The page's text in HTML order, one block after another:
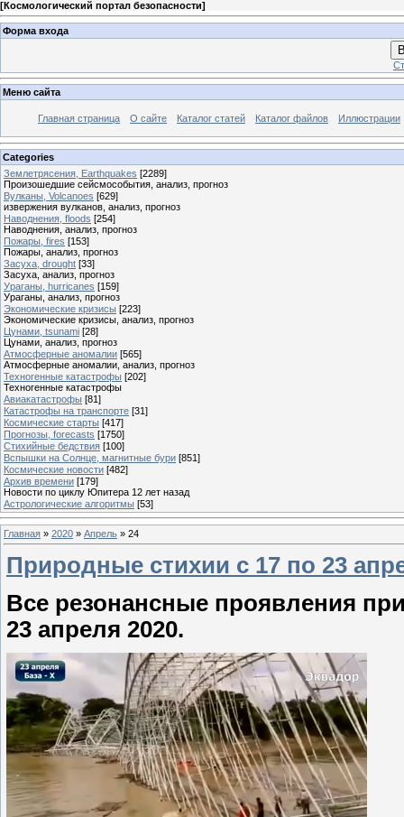
[Космологический портал безопасности]
Форма входа
Меню сайта
Главная страница О сайте Каталог статей Каталог файлов Иллюстрации
Categories
Землетрясения, Earthquakes [2289]
Произошедшие сейсмособытия, анализ, прогноз
Вулканы, Volcanoes [629]
извержения вулканов, анализ, прогноз
Наводнения, floods [254]
Наводнения, анализ, прогноз
Пожары, fires [153]
Пожары, анализ, прогноз
Засуха, drought [33]
Засуха, анализ, прогноз
Ураганы, hurricanes [159]
Ураганы, анализ, прогноз
Экономические кризисы [223]
Экономические кризисы, анализ, прогноз
Цунами, tsunami [28]
Цунами, анализ, прогноз
Атмосферные аномалии [565]
Атмосферные аномалии, анализ, прогноз
Техногенные катастрофы [202]
Техногенные катастрофы
Авиакатастрофы [81]
Катастрофы на транспорте [31]
Космические старты [417]
Прогнозы, forecasts [1750]
Стихийные бедствия [100]
Вспышки на Солнце, магнитные бури [851]
Космические новости [482]
Архив времени [179]
Новости по циклу Юпитера 12 лет назад
Астрологические алгоритмы [53]
Главная » 2020 » Апрель » 24
Природные стихии с 17 по 23
Все резонансные проявления
23 апреля 2020.